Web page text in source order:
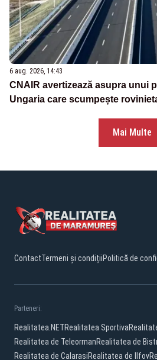
6 aug. 2026, 14:43
CNAIR avertizează asupra unui
Ungaria care scumpește
Mai Multe
ContactTermeni și condițiiPolitică de
Parteneri:
Realitatea.NETRealitatea Sportiva
Realitatea de TeleormanRealitatea de
Realitatea de CalarasiRealitatea de Ilfov